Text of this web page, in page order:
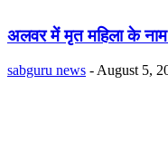
अलवर में मृत महिला के
sabguru news - August 5,